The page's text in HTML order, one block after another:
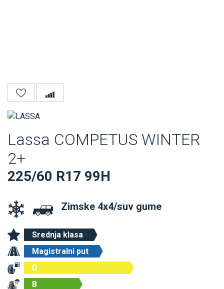
Lassa COMPETUS WINTER
2+
225/60 R17 99H
Zimske 4x4/suv gume
Srednja klasa
Magistralni put
D
B